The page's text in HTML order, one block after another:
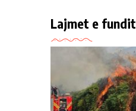
Lajmet e fundit